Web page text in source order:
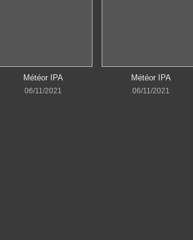
Météor IPA
06/11/2021
Météor IPA
06/11/2021